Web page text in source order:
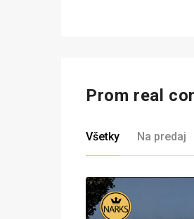
Prom real
Všetky Na predaj